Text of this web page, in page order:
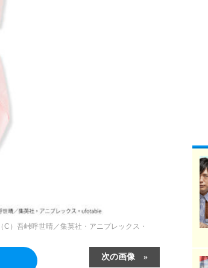
）吾峠呼世晴／集英社・アニプレックス・
次の画像